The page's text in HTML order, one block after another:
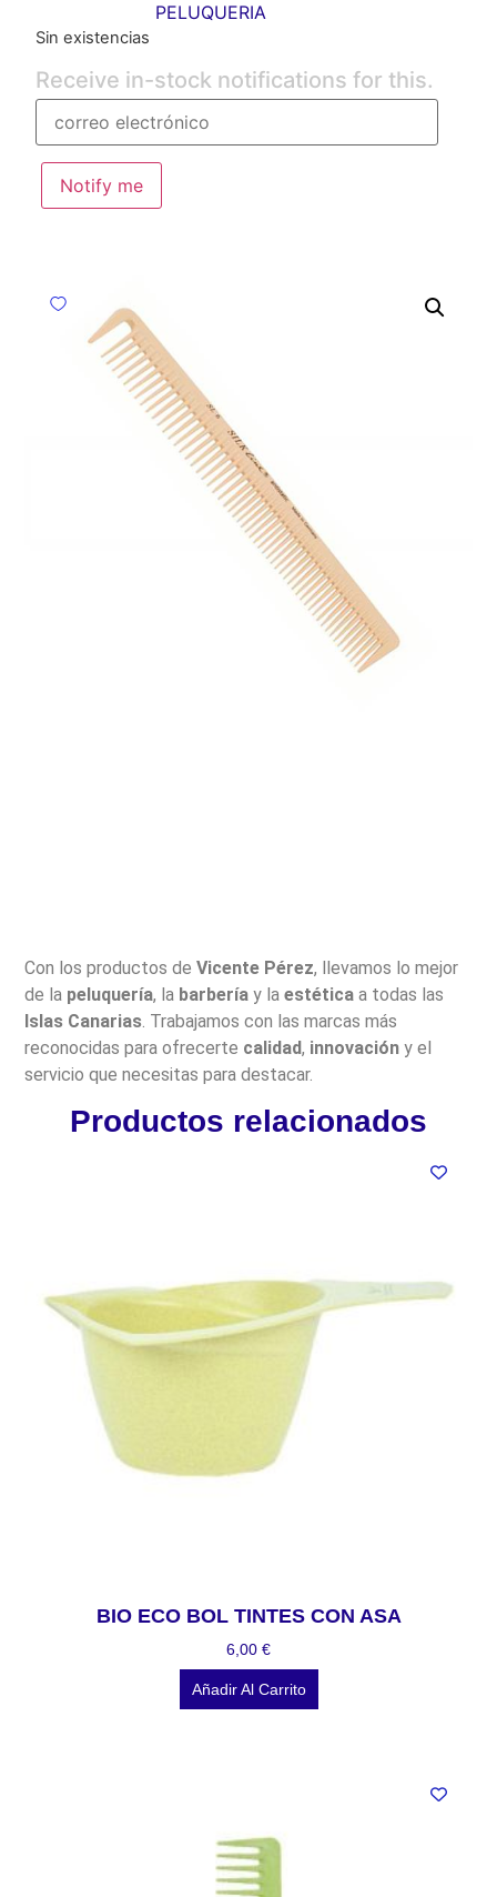
PELUQUERIA
Sin existencias
Receive in-stock notifications for this.
Notify me
Con los productos deVicente Pérez, llevamos lo mejor
de la peluquería, la barbería y laestética a todas las
Islas Canarias. Trabajamos con las marcas más
reconocidas para ofrecerte calidad, innovación y el
servicio que necesitas para destacar.
Productos relacionados
BIO ECO BOL TINTES CON ASA
6,00 €
Añadir Al Carrito